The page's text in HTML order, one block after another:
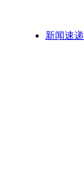
新闻速递